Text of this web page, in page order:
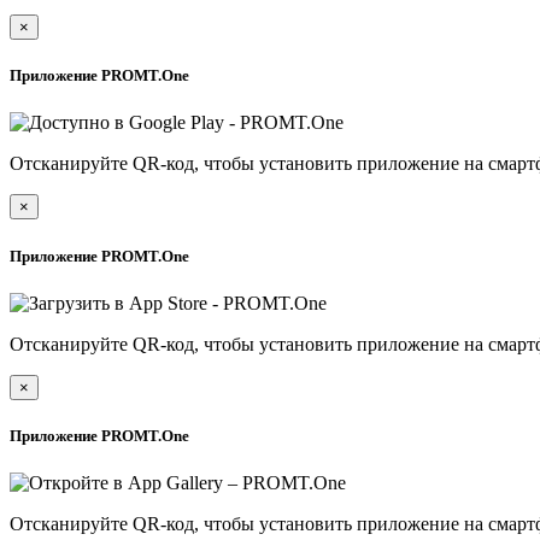
×
Приложение PROMT.One
Отсканируйте QR-код, чтобы установить приложение на
×
Приложение PROMT.One
Отсканируйте QR-код, чтобы установить приложение на
×
Приложение PROMT.One
Отсканируйте QR-код, чтобы установить приложение на